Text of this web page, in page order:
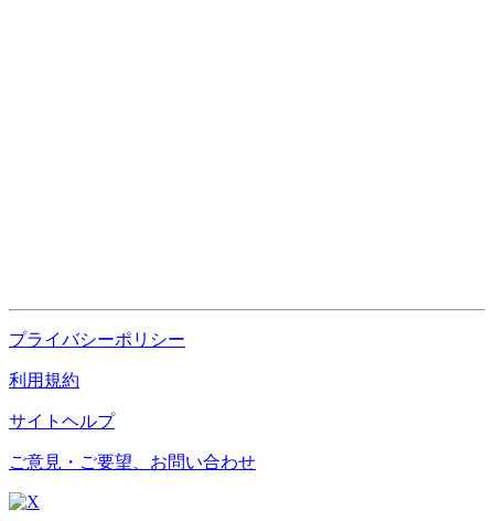
プライバシーポリシー
利用規約
サイトヘルプ
ご意見・ご要望、お問い合わせ